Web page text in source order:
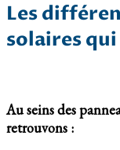
Les
solaires
Au seins des
retrouvons :